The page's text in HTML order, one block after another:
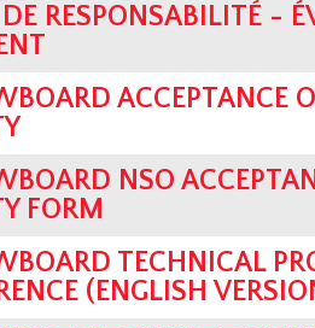
RESPONSABILITÉ -
ACCEPTANCE
NSO
FORM
TECHNICAL
(ENGLISH